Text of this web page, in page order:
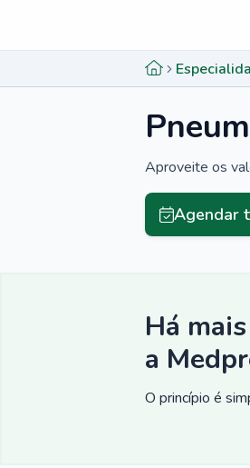
Aproveite os
Agendar
Há
a
O princípio é